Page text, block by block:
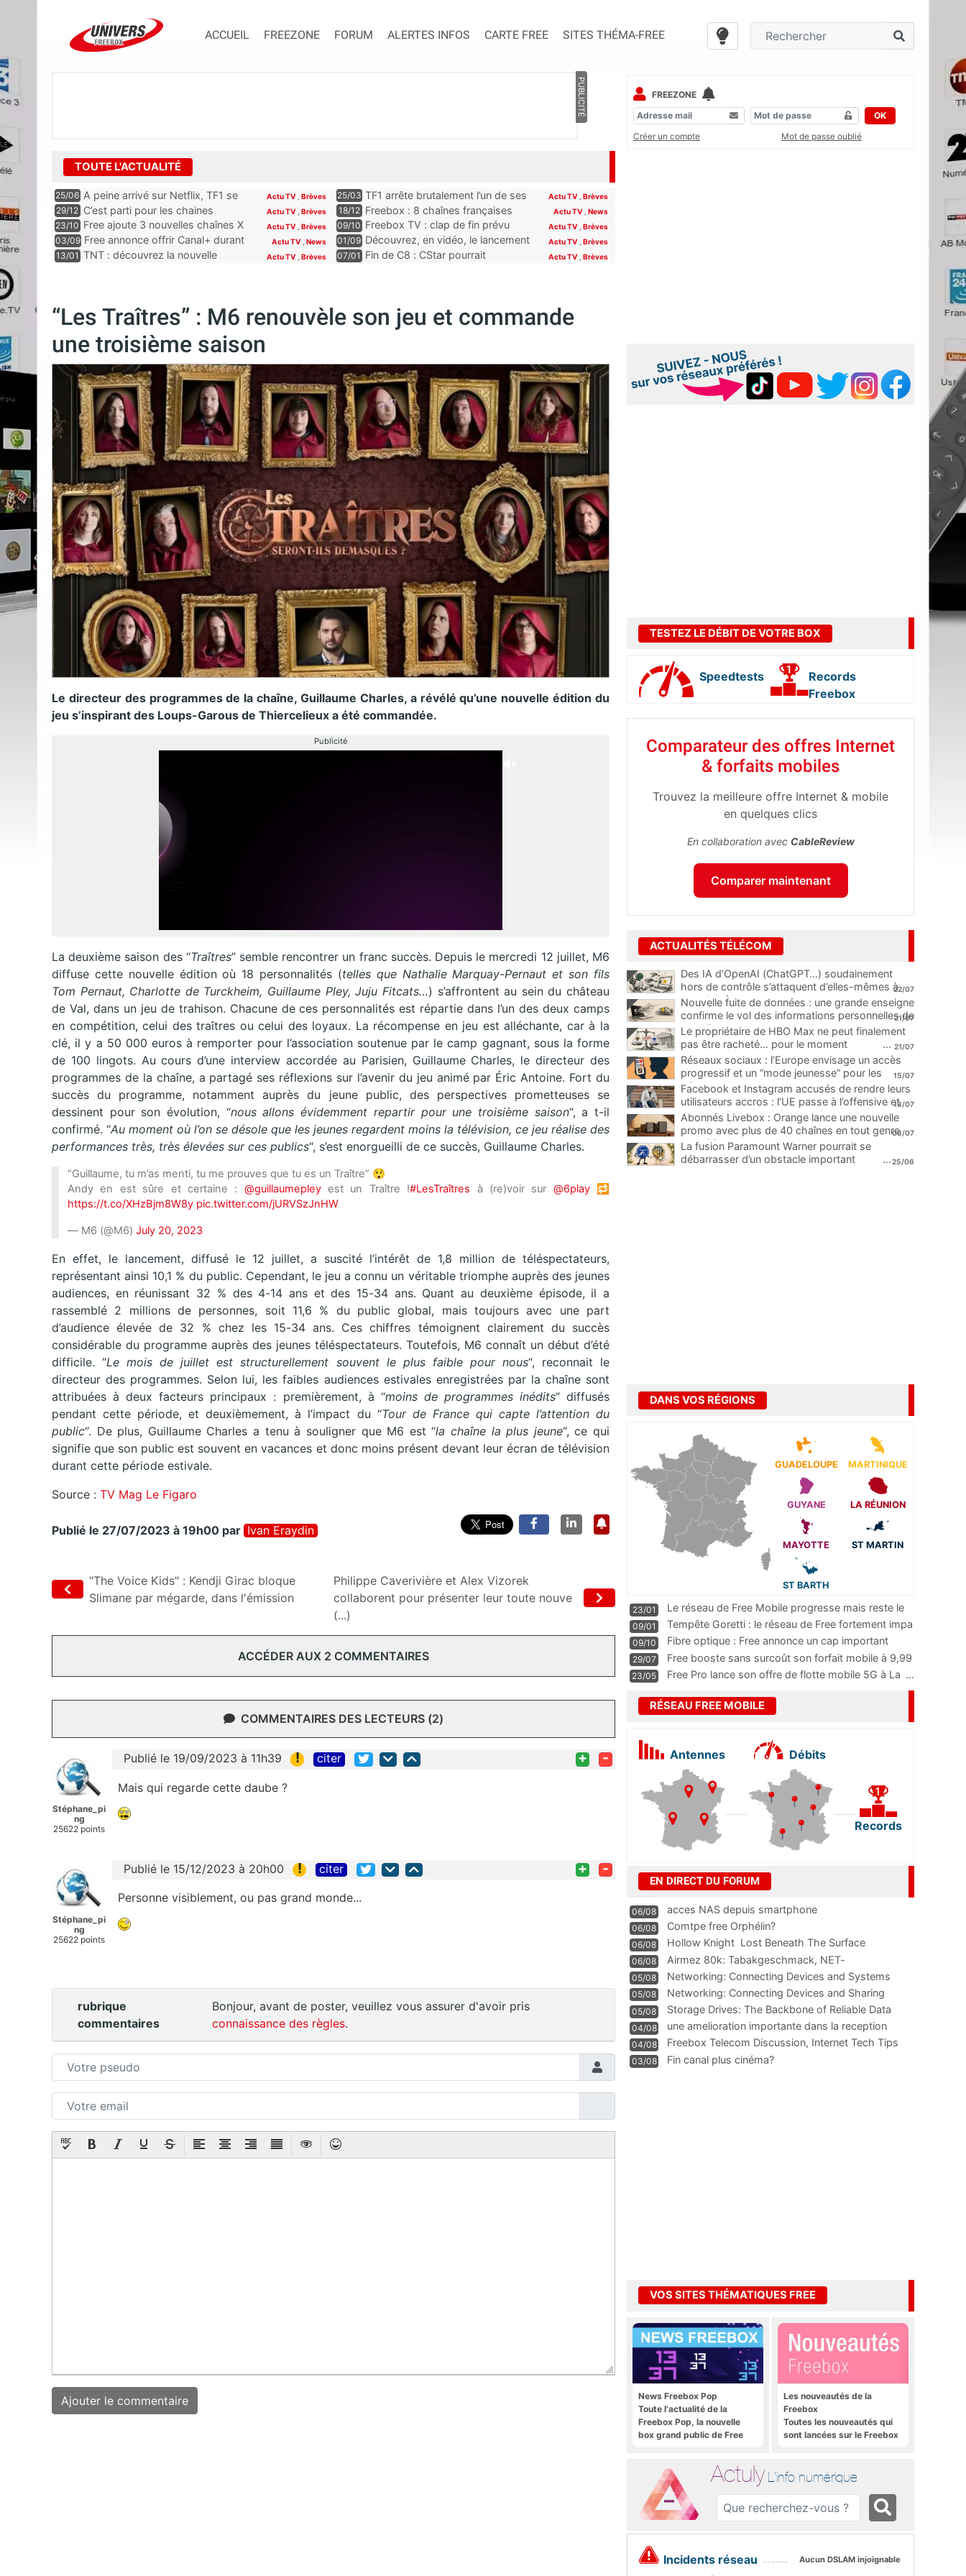
ACCUEIL FREEZONE FORUM ALERTES INFOS CARTE FREE SITES THÉMA-FREE
PUBLICITÉ
TOUTE L'ACTUALITÉ
25/06 A peine arrivé sur Netflix, TF1 se
paye déjà une place dans le Top
10 de la plateforme
Actu TV ,Brèves 25/03 TF1 arrête brutalement l’un de ses
programmes phares, les abonnés
Freebox, Livebox, Bbox et Box de
SFR découvriront son remplaçant
à la rentrée
Actu TV Brèves
29/12 C’est parti pour les chaines
offertes jusqu’en février aux
abonnés Free
Actu TV ,Brèves 18/12 Freebox : 8 chaînes françaises
seront offertes sur la Freebox dès
la fin du mois
Actu TV ,News
23/10 Free ajoute 3 nouvelles chaînes X
à son offre TV
Actu TV ,Brèves 09/10 Freebox TV : clap de fin prévu
pour plusieurs chaînes Paramount
incluses pour les abonnés Free
Actu TV ,Brèves
03/09 Free annonce offrir Canal+ durant
12 mois à certains abonnés
Actu TV News 01/09 Découvrez, en vidéo, le lancement
de Novo19, la nouvelle chaîne qui
Actu TV ,Brèves
13/01 TNT : découvrez la nouvelle
Actu TV ,Brèves 07/01 Fin de C8 : CStar pourrait
Actu TV ,Brèves
“Les Traîtres” : M6 renouvèle son jeu et commande
une troisième saison
Le directeur des programmes de la chaîne, Guillaume Charles, a révélé qu’une nouvelle édition du
jeu s’inspirant des Loups-Garous de Thiercelieux a été commandée.
Publicité
La deuxième saison des “Traîtres” semble rencontrer un franc succès. Depuis le mercredi 12 juillet, M6
diffuse cette nouvelle édition où 18 personnalités (telles que Nathalie Marquay-Pernaut et son fils
Tom Pernaut, Charlotte de Turckheim, Guillaume Pley, Juju Fitcats…) s’affrontent au sein du château
de Val, dans un jeu de trahison. Chacune de ces personnalités est répartie dans l’un des deux camps
en compétition, celui des traîtres ou celui des loyaux. La récompense en jeu est alléchante, car à la
clé, il y a 50 000 euros à remporter pour l’association soutenue par le camp gagnant, sous la forme
de 100 lingots. Au cours d’une interview accordée au Parisien, Guillaume Charles, le directeur des
programmes de la chaîne, a partagé ses réflexions sur l’avenir du jeu animé par Éric Antoine. Fort du
succès du programme, notamment auprès du jeune public, des perspectives prometteuses se
dessinent pour son évolution, “nous allons évidemment repartir pour une troisième saison“, a t-il
confirmé. “Au moment où l’on se désole que les jeunes regardent moins la télévision, ce jeu réalise des
performances très, très élevées sur ces publics“, s’est enorgueilli de ce succès, Guillaume Charles.
“Guillaume, tu m’as menti, tu me prouves que tu es un Traître” 😲
Andy en est sûre et certaine : @guillaumepleyest un Traître !#LesTraîtres à (re)voir sur @6play🔁
https://t.co/XHzBjm8W8y pic.twitter.com/jURVSzJnHW
— M6 (@M6) July 20, 2023
En effet, le lancement, diffusé le 12 juillet, a suscité l’intérêt de 1,8 million de téléspectateurs,
représentant ainsi 10,1 % du public. Cependant, le jeu a connu un véritable triomphe auprès des jeunes
audiences, en réunissant 32 % des 4-14 ans et des 15-34 ans. Quant au deuxième épisode, il a
rassemblé 2 millions de personnes, soit 11,6 % du public global, mais toujours avec une part
d’audience élevée de 32 % chez les 15-34 ans. Ces chiffres témoignent clairement du succès
considérable du programme auprès des jeunes téléspectateurs. Toutefois, M6 connaît un début d’été
difficile. “Le mois de juillet est structurellement souvent le plus faible pour nous“, reconnait le
directeur des programmes. Selon lui, les faibles audiences estivales enregistrées par la chaîne sont
attribuées à deux facteurs principaux : premièrement, à “moins de programmes inédits” diffusés
pendant cette période, et deuxièmement, à l’impact du “Tour de France qui capte l’attention du
public“. De plus, Guillaume Charles a tenu à souligner que M6 est “la chaîne la plus jeune“, ce qui
signifie que son public est souvent en vacances et donc moins présent devant leur écran de télévision
durant cette période estivale.
Source : TV Mag Le Figaro
Publié le 27/07/2023 à 19h00 par Ivan Eraydin
"The Voice Kids" : Kendji Girac bloque
Slimane par mégarde, dans l'émission
Philippe Caverivière et Alex Vizorek
collaborent pour présenter leur toute nouve
(...)
ACCÉDER AUX 2 COMMENTAIRES
COMMENTAIRES DES LECTEURS (2)
Stéphane_pi
ng
25622 points
Publié le 19/09/2023 à 11h39 ! citer + -
Mais qui regarde cette daube ?
Stéphane_pi
ng
25622 points
Publié le 15/12/2023 à 20h00 ! citer + -
Personne visiblement, ou pas grand monde...
rubrique
commentaires
Bonjour, avant de poster, veuillez vous assurer d'avoir pris
connaissance des règles.
FREEZONE
OK
Créer un compte
Mot de passe oublié
TESTEZ LE DÉBIT DE VOTRE BOX
Speedtests
Records
Freebox
Comparateur des offres Internet
& forfaits mobiles
Trouvez la meilleure offre Internet & mobile
en quelques clics
En collaboration avec CableReview
Comparer maintenant
ACTUALITÉS TÉLÉCOM
Des IA d’OpenAI (ChatGPT…) soudainement
hors de contrôle s’attaquent d’elles-mêmes à
une plateforme
...
22/07
Nouvelle fuite de données : une grande enseigne
confirme le vol des informations personnelles de
ses clients
...
21/07
Le propriétaire de HBO Max ne peut finalement
pas être racheté… pour le moment
... 21/07
Réseaux sociaux : l’Europe envisage un accès
progressif et un “mode jeunesse” pour les
mineurs
...
15/07
Facebook et Instagram accusés de rendre leurs
utilisateurs accros : l’UE passe à l’offensive et
menace d’une amende record
...
13/07
Abonnés Livebox : Orange lance une nouvelle
promo avec plus de 40 chaînes en tout genre
pour 1€
06/07
La fusion Paramount Warner pourrait se
débarrasser d’un obstacle important
...25/06
DANS VOS RÉGIONS
GUADELOUPE MARTINIQUE
GUYANE LA RÉUNION
MAYOTTE ST MARTIN
ST BARTH
23/01
Le réseau de Free Mobile progresse mais reste le
m
...
09/01
Tempête Goretti : le réseau de Free fortement impa
09/10
Fibre optique : Free annonce un cap important
pass
...
29/07
Free booste sans surcoût son forfait mobile à 9,99
23/05 Free Pro lance son offre de flotte mobile 5G à La ...
RÉSEAU FREE MOBILE
Antennes Débits
Records
EN DIRECT DU FORUM
06/08 acces NAS depuis smartphone
06/08 Comtpe free Orphélin?
06/08 Hollow Knight  Lost Beneath The Surface
06/08
Airmez 80k: Tabakgeschmack, NET-
Technologie und Leistung im
05/08 Networking: Connecting Devices and Systems
05/08
Networking: Connecting Devices and Sharing
Information
05/08
Storage Drives: The Backbone of Reliable Data
Management
04/08
une amelioration importante dans la reception
WIFI
04/08
Freebox Telecom Discussion, Internet Tech Tips
Communi
03/08 Fin canal plus cinéma?
VOS SITES THÉMATIQUES FREE
News Freebox Pop
Toute l'actualité de la
Freebox Pop, la nouvelle
box grand public de Free
Les nouveautés de la
Freebox
Toutes les nouveautés qui
sont lancées sur le Freebox
Actuly L'info numérique
Incidents réseau Aucun DSLAM injoignable